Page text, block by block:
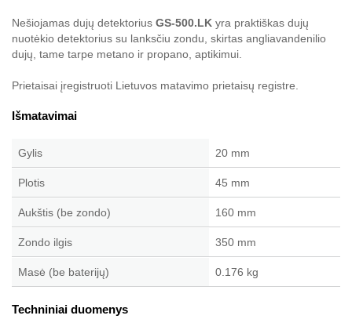
Nešiojamas dujų detektorius GS-500.LK yra praktiškas dujų
nuotėkio detektorius su lanksčiu zondu, skirtas angliavandenilio
dujų, tame tarpe metano ir propano, aptikimui.
Prietaisai įregistruoti Lietuvos matavimo prietaisų registre.
Išmatavimai
Gylis 20 mm
Plotis 45 mm
Aukštis (be zondo) 160 mm
Zondo ilgis 350 mm
Masė (be baterijų) 0.176 kg
Techniniai duomenys